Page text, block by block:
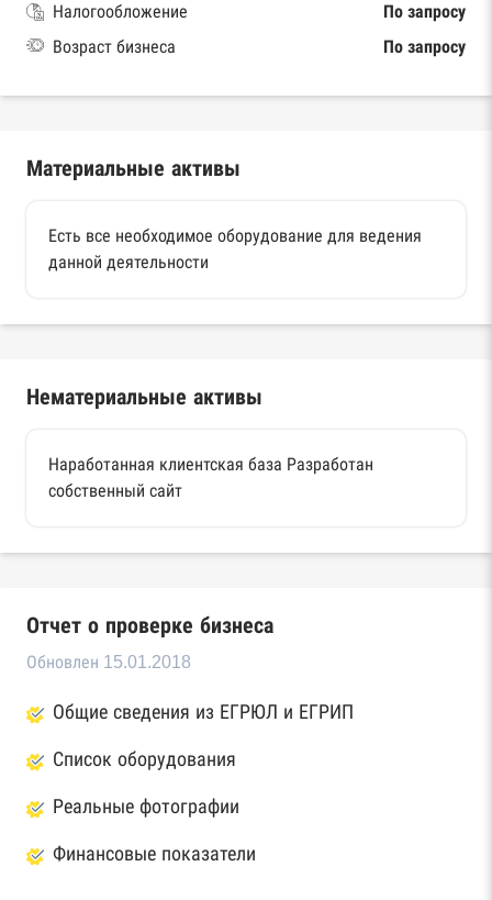
Налогообложение
По запросу
Возраст бизнеса
По запросу
Материальные активы
Есть все необходимое оборудование для ведения
данной деятельности
Нематериальные активы
Наработанная клиентская база Разработан
собственный сайт
Отчет о проверке бизнеса
Обновлен 15.01.2018
Общие сведения из ЕГРЮЛ и ЕГРИП
Список оборудования
Реальные фотографии
Финансовые показатели